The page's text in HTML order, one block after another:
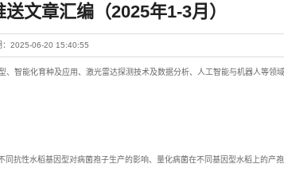
文章汇编（2025年1-3月）
：2025-06-20 15:40:55
智能化育种及应用、激光雷达探测技术及数据分析、人工智能与机器人等领
抗性水稻基因型对病菌孢子生产的影响、量化病菌在不同基因型水稻上的产